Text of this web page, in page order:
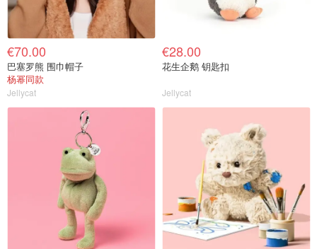
€70.00
巴塞罗熊 围巾帽子
杨幂同款
Jellycat
€28.00
花生企鹅 钥匙扣
Jellycat